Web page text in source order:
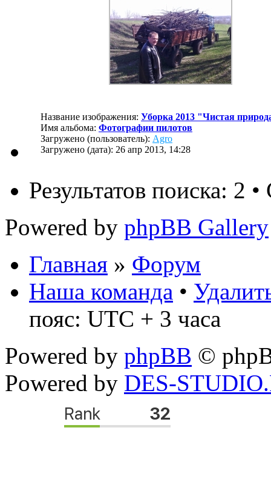
Название изображения: Уборка 2013 "Чистая
Имя альбома: Фотографии пилотов
Загружено (пользователь): Agro
Загружено (дата): 26 апр 2013, 14:28
Результатов поиска: 2
Powered by phpBB Gallery
Главная » Форум
Наша команда •
пояс: UTC + 3 часа
Powered by phpBB ©
Powered by DES-